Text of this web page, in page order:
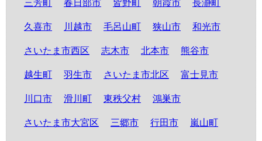
三芳町 春日部市 皆野町 朝霞市 長瀞町
久喜市 川越市 毛呂山町 狭山市 和光市
さいたま市西区 志木市 北本市 熊谷市
越生町 羽生市 さいたま市北区 富士見市
川口市 滑川町 東秩父村 鴻巣市
さいたま市大宮区 三郷市 行田市 嵐山町